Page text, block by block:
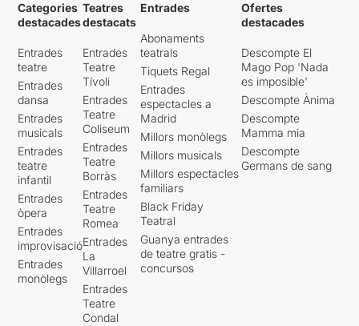
Categories
destacades
Entrades
teatre
Entrades
dansa
Entrades
musicals
Entrades
teatre
infantil
Entrades
òpera
Entrades
improvisació
Entrades
monòlegs
Teatres
destacats
Entrades
Teatre
Tívoli
Entrades
Teatre
Coliseum
Entrades
Teatre
Borràs
Entrades
Teatre
Romea
Entrades
La
Villarroel
Entrades
Teatre
Condal
Entrades
Abonaments
teatrals
Tiquets Regal
Entrades
espectacles a
Madrid
Millors monòlegs
Millors musicals
Millors espectacles
familiars
Black Friday
Teatral
Guanya entrades
de teatre gratis -
concursos
Ofertes
destacades
Descompte El
Mago Pop 'Nada
es imposible'
Descompte Ànima
Descompte
Mamma mia
Descompte
Germans de sang